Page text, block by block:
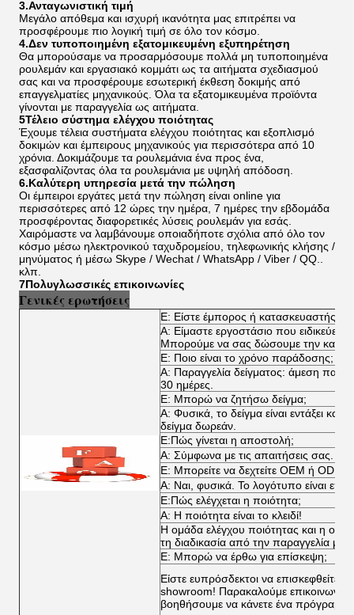
3.Ανταγωνιστική τιμή
Μεγάλο απόθεμα και ισχυρή ικανότητα μας επιτρέπει να
προσφέρουμε πιο λογική τιμή σε όλο τον κόσμο.
4.Δεν τυποποιημένη εξατομικευμένη εξυπηρέτηση
Θα μπορούσαμε να προσαρμόσουμε πολλά μη τυποποιημένα
ρουλεμάν και εργασιακό κομμάτι ως τα αιτήματα σχεδιασμού
σας και να προσφέρουμε εσωτερική έκθεση δοκιμής από
επαγγελματίες μηχανικούς. Όλα τα εξατομικευμένα προϊόντα
γίνονται με παραγγελία ως αιτήματα.
5Τέλειο σύστημα ελέγχου ποιότητας
Έχουμε τέλεια συστήματα ελέγχου ποιότητας και εξοπλισμό
δοκιμών και έμπειρους μηχανικούς για περισσότερα από 10
χρόνια. Δοκιμάζουμε τα ρουλεμάνια ένα προς ένα,
εξασφαλίζοντας όλα τα ρουλεμάνια με υψηλή απόδοση.
6.Καλύτερη υπηρεσία μετά την πώληση
Οι έμπειροι εργάτες μετά την πώληση είναι online για
περισσότερες από 12 ώρες την ημέρα, 7 ημέρες την εβδομάδα
προσφέροντας διαφορετικές λύσεις ρουλεμάν για εσάς.
Χαιρόμαστε να λαμβάνουμε οποιαδήποτε σχόλια από όλο τον
κόσμο μέσω ηλεκτρονικού ταχυδρομείου, τηλεφωνικής κλήσης /
μηνύματος ή μέσω Skype / Wechat / WhatsApp / Viber / QQ..
κλπ.
7Πολυγλωσσικές επικοινωνίες
Γενικές ερωτήσεις
Ε: Είστε έμπορος ή κατασκευαστής;
Α: Είμαστε εργοστάσιο που
Μπορούμε να σας δώσουμε την
Ε: Ποιο είναι το χρόνο παράδοσης;
Α: Παραγγελία δείγματος: άμεση
30 ημέρες.
Ε: Μπορώ να ζητήσω δείγμα;
Α: Φυσικά, το δείγμα είναι εντάξει
δείγμα δωρεάν.
Ε:Πώς γίνεται η αποστολή;
Α: Σύμφωνα με τις απαιτήσεις σας.
Ε: Μπορείτε να δεχτείτε OEM ή ODM;
Α: Ναι, φυσικά. Το λογότυπο είναι
Ε:Πώς ελέγχεται η ποιότητα;
Α: Η ποιότητα είναι το κλειδί!
Η ομάδα ελέγχου ποιότητας και η
τη διαδικασία από την παραγγελία
Ε: Μπορώ να έρθω για επίσκεψη;
Είστε ευπρόσδεκτοι να επισκεφθείτε
showroom! Παρακαλούμε
βοηθήσουμε να κάνετε ένα